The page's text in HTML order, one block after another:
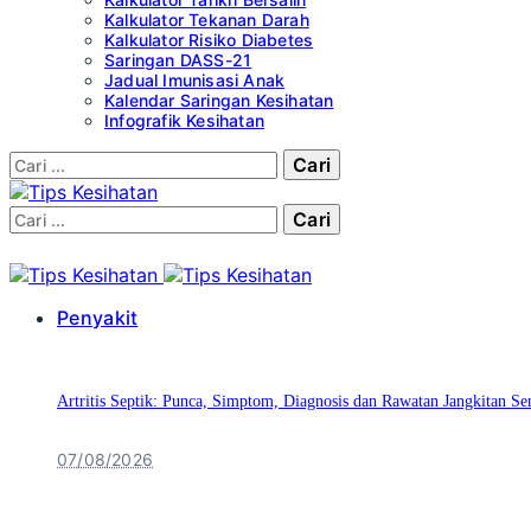
Kalkulator Tekanan Darah
Kalkulator Risiko Diabetes
Saringan DASS-21
Jadual Imunisasi Anak
Kalendar Saringan Kesihatan
Infografik Kesihatan
Cari:
Cari:
Penyakit
Artritis Septik: Punca, Simptom, Diagnosis dan Rawatan Jangkitan
07/08/2026